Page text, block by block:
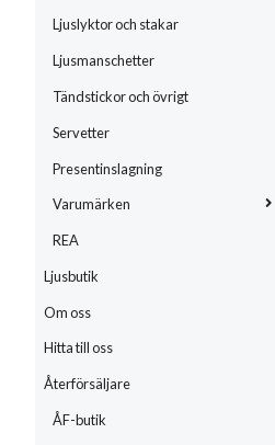
Ljuslyktor och stakar
Ljusmanschetter
Tändstickor och övrigt
Servetter
Presentinslagning
Varumärken
REA
Ljusbutik
Om oss
Hitta till oss
Återförsäljare
ÅF-butik